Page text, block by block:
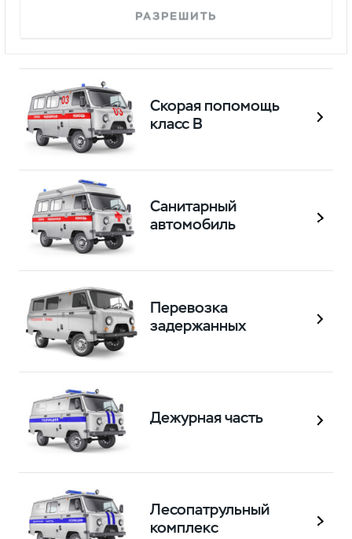
класс А
Скорая попомощь
класс B
Санитарный
автомобиль
Перевозка
задержанных
Дежурная часть
Лесопатрульный
комплекс
РАЗРЕШИТЬ